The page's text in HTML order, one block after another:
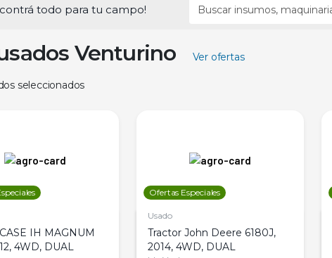
todo para tu campo!
Venturino Ver ofertas
seleccionados
IH MAGNUM
4WD, DUAL
Ofertas Especiales
Usado
Tractor John Deere 6180J,
2014, 4WD, DUAL